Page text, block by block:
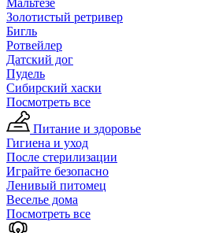
Мальтезе
Золотистый ретривер
Бигль
Ротвейлер
Датский дог
Пудель
Сибирский хаски
Посмотреть все
Питание и здоровье
Гигиена и уход
После стерилизации
Играйте безопасно
Ленивый питомец
Веселье дома
Посмотреть все